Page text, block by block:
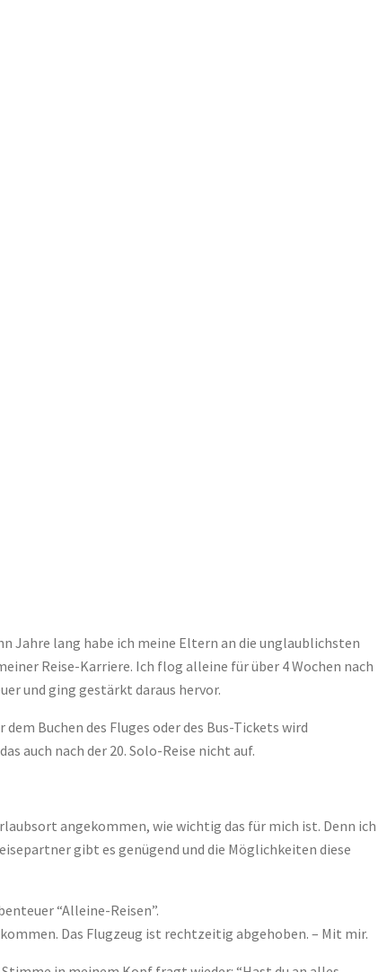
Jahre lang habe ich meine Eltern an die unglaublichsten
Reise-Karriere. Ich flog alleine für über 4 Wochen nach
und ging gestärkt daraus hervor.
Buchen des Fluges oder des Bus-Tickets wird
auch nach der 20. Solo-Reise nicht auf.
angekommen, wie wichtig das für mich ist. Denn ich
gibt es genügend und die Möglichkeiten diese
“Alleine-Reisen”.
Das Flugzeug ist rechtzeitig abgehoben. – Mit mir.